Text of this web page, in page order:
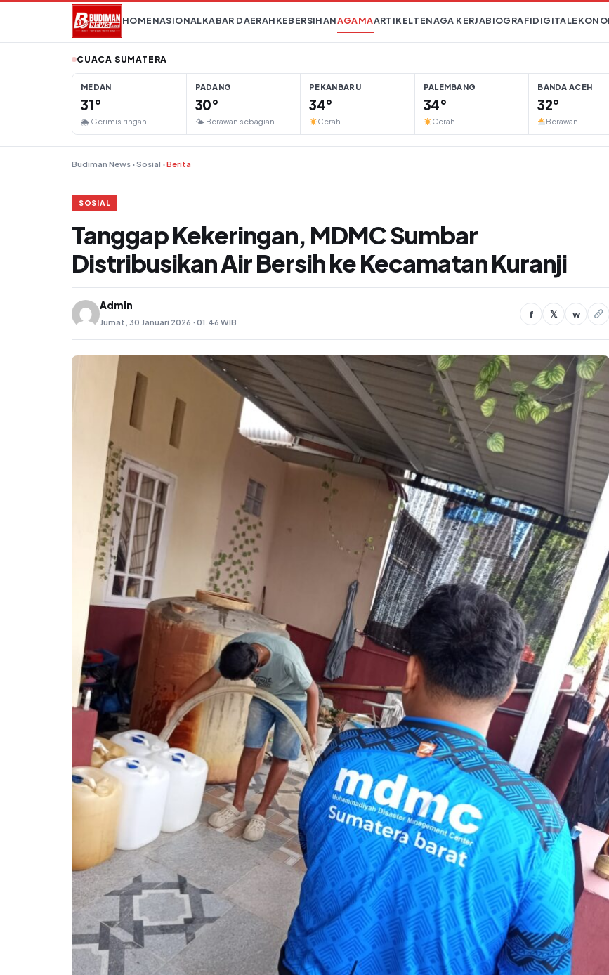
Lompat ke konten
HOMENASIONALKABAR DAERAHKEBERSIHANAGAMAARTIKELTENAGA KERJABIOGRAFIDIGITAL
CUACA SUMATERA
MEDAN
31°
🌦 Gerimis ringan
PADANG
30°
🌤 Berawan sebagian
PEKANBARU
34°
Cerah
PALEMBANG
34°
Cerah
BANDA ACEH
32°
Berawan
Budiman News ›Sosial ›Berita
SOSIAL
Tanggap Kekeringan, MDMC Sumbar
Distribusikan Air Bersih ke Kecamatan Kuranji
Admin
Jumat, 30 Januari 2026 · 01.46 WIB
f 𝕏 w